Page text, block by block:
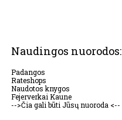
Naudingos nuorodos:
Padangos
Rateshops
Naudotos knygos
Fejerverkai Kaune
-->Čia gali būti Jūsų nuoroda <--